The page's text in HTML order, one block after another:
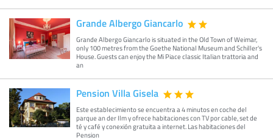
Grande Albergo Giancarlo
Grande Albergo Giancarlo is situated in the Old Town of Weimar,
only 100 metres from the Goethe National Museum and Schiller's
House. Guests can enjoy the Mi Piace classic Italian trattoria and
an
Pension Villa Gisela
Este establecimiento se encuentra a 4 minutos en coche del
parque an der Ilm y ofrece habitaciones con TV por cable, set de
té y café y conexión gratuita a internet. Las habitaciones del
Pension